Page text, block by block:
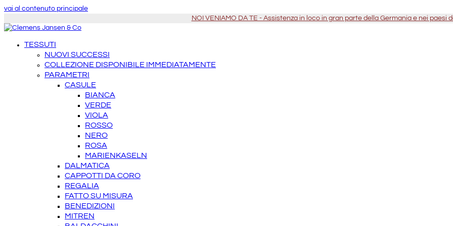
vai al contenuto principale
NOI VENIAMO DA TE - Assistenza in loco in gran parte della Germania e nei paesi
TESSUTI
NUOVI SUCCESSI
COLLEZIONE DISPONIBILE IMMEDIATAMENTE
PARAMETRI
CASULE
BIANCA
VERDE
VIOLA
ROSSO
NERO
ROSA
MARIENKASELN
DALMATICA
CAPPOTTI DA CORO
REGALIA
FATTO SU MISURA
BENEDIZIONI
MITREN